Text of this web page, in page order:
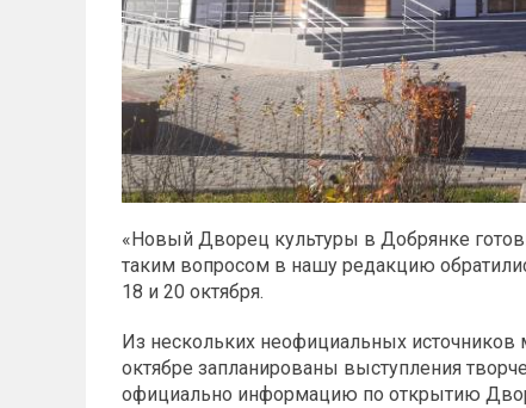
«Новый Дворец культуры в Добрянке
таким вопросом в нашу редакцию
18 и 20 октября.
Из нескольких неофициальных источников
октябре запланированы выступления
официально информацию по открытию